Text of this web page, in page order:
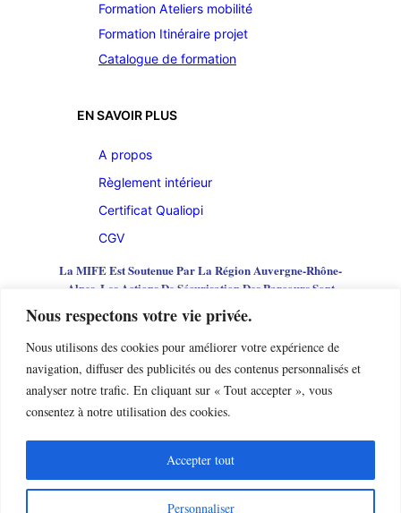
Nous respectons votre vie privée.
Nous utilisons des cookies pour améliorer votre expérience de
navigation, diffuser des publicités ou des contenus personnalisés et
analyser notre trafic. En cliquant sur « Tout accepter », vous
consentez à notre utilisation des cookies.
Personnaliser
Accepter tout
Formation Ateliers mobilité
Formation Itinéraire projet
Catalogue de formation
EN SAVOIR PLUS
A propos
Règlement intérieur
Certificat Qualiopi
CGV
La MIFE Est Soutenue Par La Région Auvergne-Rhône-
Alpes, Les Actions De Sécurisation Des Parcours Sont
Cofinancées Par L’Union Européenne